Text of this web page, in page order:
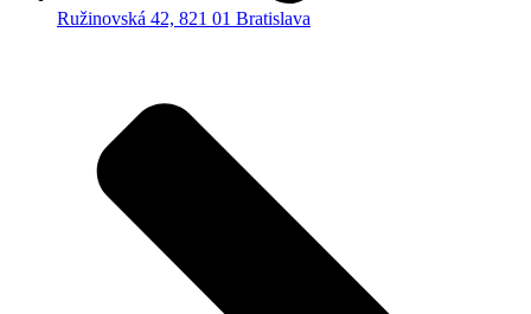
Ružinovská 42, 821 01 Bratislava